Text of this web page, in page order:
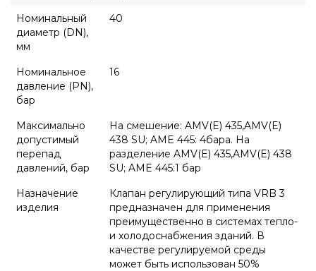
Номинальный
диаметр (DN),
мм
40
Номинальное
давление (PN),
бар
16
Максимально
допустимый
перепад
давлений, бар
На смешение: AMV(E) 435,AMV(E)
438 SU; AME 445: 4бара. На
разделение AMV(E) 435,AMV(E) 438
SU; AME 445:1 бар
Назначение
изделия
Клапан регулирующий типа VRB 3
предназначен для применения
преимущественно в системах тепло-
и холодоснабжения зданий. В
качестве регулируемой среды
может быть использован 50%